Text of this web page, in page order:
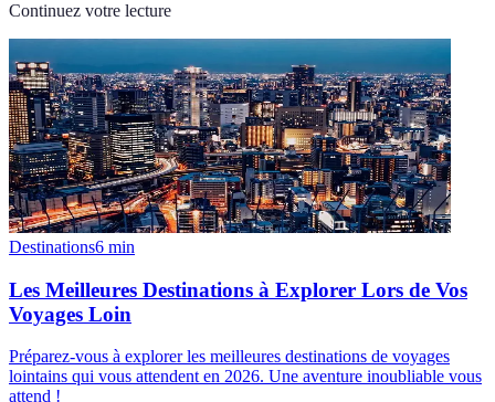
Continuez votre lecture
Destinations6 min
Les Meilleures Destinations à Explorer Lors de Vos
Voyages Loin
Préparez-vous à explorer les meilleures destinations de voyages
lointains qui vous attendent en 2026. Une aventure inoubliable vous
attend !